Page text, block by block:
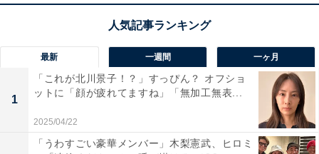
最新 一週間 一ヶ月
1
「これが北川景子！？」すっぴん？ オフショ
ットに「顔が疲れてますね」「無加工無表...
2025/04/22
「うわすごい豪華メンバー」木梨憲武、ヒロミ